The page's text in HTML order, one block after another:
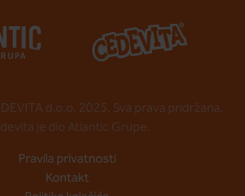
d.o.o. 2025. Sva prava pridržana.
je dio Atlantic Grupe.
Pravila privatnosti
Kontakt